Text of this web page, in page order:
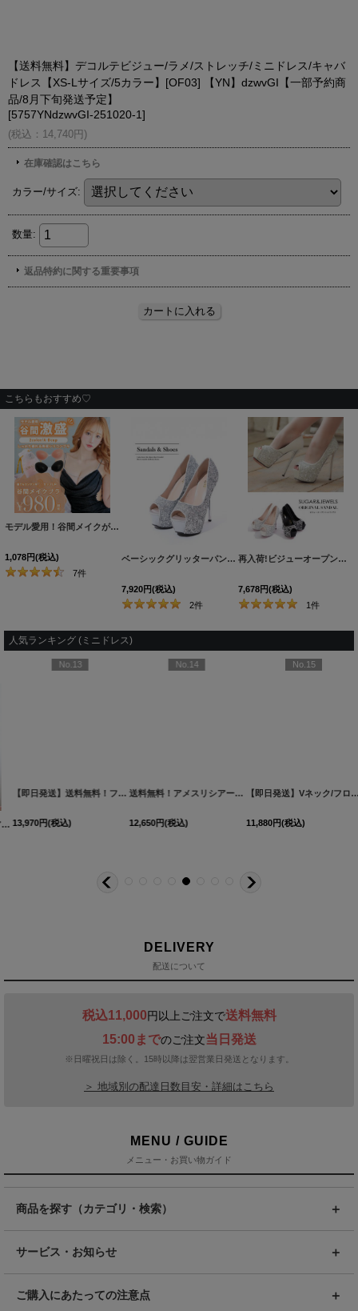
こちらもおすすめ♡
モデル愛用！谷間メイクが実現する激盛りぷるぷる肉厚シリコンブラ[OF08-U]
1,078円(税込)
7件
ベーシックグリッターパンプス/14cmヒール【2カラー/7サイズ】[OF02]
7,920円(税込)
2件
再入荷!ビジューオープントゥプラットフォームパンプス【34-40サイズ/2カラー】[OF02]
7,678円(税込)
1件
人気ランキング (ミニドレス)
260706-1
[3551SBdzquAG-260801-2]
[3740SBdzmvSK-260721-1] [8560SBdzmvIA-260717-1-CC]
ズ/2カラー】[OF01]【SB】IA
No.13
【即日発送】送料無料！フラワーモチーフキャミセットアップミニドレス/キャバドレス【XS-Mサイズ/3カラー】[OF03]【YN】dzcvBF
13,970円(税込)
No.14
送料無料！アメスリシアービジューティアードフレアワンピース/２段フリル/キャバドレス【XS-Mサイズ/5カラー】[OF03] 【YN】dzwvIA【一部予約商品/9月中旬発送予定】
12,650円(税込)
No.15
【即日発送】Vネック/フロントジップ/ショートスリーブ/スーツ生地/ラメ/タイト/ミニドレス/キャバドレス【XS-Mサイズ/2カラー】[OF01]【SB】dzquAGO
11,880円(税込)
DELIVERY
配送について
税込11,000円以上ご注文で送料無料
15:00までのご注文当日発送
※日曜祝日は除く。15時以降は翌営業日発送となります。
＞ 地域別の配達日数目安・詳細はこちら
MENU / GUIDE
メニュー・お買い物ガイド
商品を探す（カテゴリ・検索）
サービス・お知らせ
ご購入にあたっての注意点